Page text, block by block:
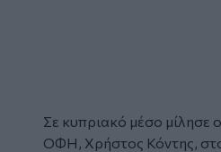
Σε κυπριακό μέσο μίλησε
ΟΦΗ, Χρήστος Κόντης,